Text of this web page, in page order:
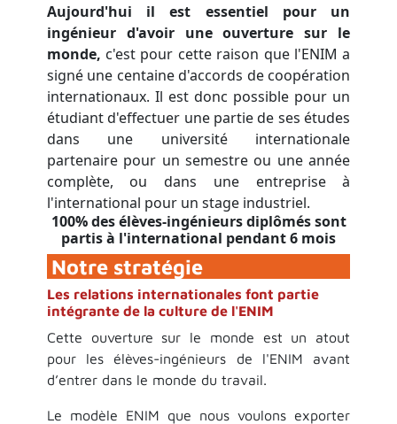
Aujourd'hui il est essentiel pour un
ingénieur d'avoir une ouverture sur le
monde, c'est pour cette raison que l'ENIM a
signé une centaine d'accords de coopération
internationaux. Il est donc possible pour un
étudiant d'effectuer une partie de ses études
dans une université internationale
partenaire pour un semestre ou une année
complète, ou dans une entreprise à
l'international pour un stage industriel.​
100% des élèves-ingénieurs diplômés sont
partis à l'international pendant 6 mois
Notre stratégie
Les relations internationales font partie
intégrante de la culture de l'ENIM
​Cette ouverture sur le monde est un atout
pour les élèves-ingénieurs de l'ENIM avant
d’entrer dans le monde du travail.
Le modèle ENIM que nous voulons exporter